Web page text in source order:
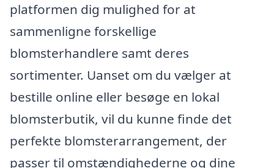
platformen dig mulighed for at
sammenligne forskellige
blomsterhandlere samt deres
sortimenter. Uanset om du vælger at
bestille online eller besøge en lokal
blomsterbutik, vil du kunne finde det
perfekte blomsterarrangement, der
passer til omstændighederne og dine